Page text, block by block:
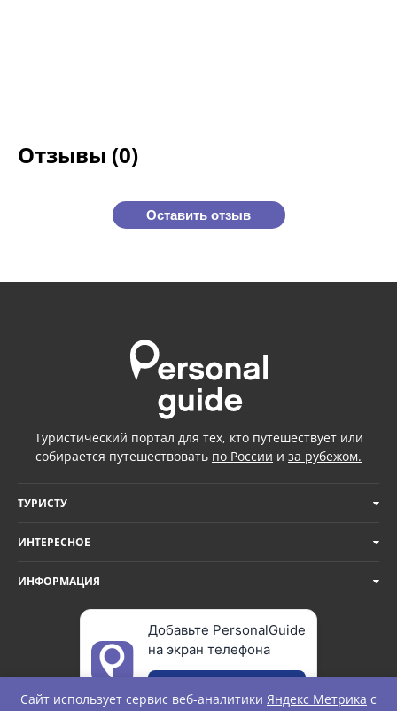
Отзывы (0)
Оставить отзыв
Туристический портал для тех, кто путешествует или
собирается путешествовать по России и за рубежом.
ТУРИСТУ
ИНТЕРЕСНОЕ
ИНФОРМАЦИЯ
Добавьте PersonalGuide
на экран телефона
Сайт использует сервис веб-аналитики Яндекс Метрика с